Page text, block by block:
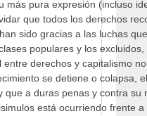
más pura expresión (incluso
que todos los derechos
sido gracias a las luchas
populares y los
derechos y capitalismo
se detiene o colapsa,
que a duras penas y contra su
está ocurriendo frente